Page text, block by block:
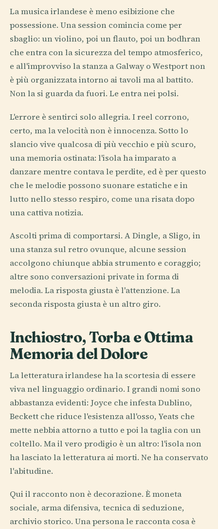
La musica irlandese è meno esibizione che
possessione. Una session comincia come per
sbaglio: un violino, poi un flauto, poi un bodhran
che entra con la sicurezza del tempo atmosferico,
e all'improvviso la stanza a Galway o Westport non
è più organizzata intorno ai tavoli ma al battito.
Non la si guarda da fuori. Le entra nei polsi.
L'errore è sentirci solo allegria. I reel corrono,
certo, ma la velocità non è innocenza. Sotto lo
slancio vive qualcosa di più vecchio e più scuro,
una memoria ostinata: l'isola ha imparato a
danzare mentre contava le perdite, ed è per questo
che le melodie possono suonare estatiche e in
lutto nello stesso respiro, come una risata dopo
una cattiva notizia.
Ascolti prima di comportarsi. A Dingle, a Sligo, in
una stanza sul retro ovunque, alcune session
accolgono chiunque abbia strumento e coraggio;
altre sono conversazioni private in forma di
melodia. La risposta giusta è l'attenzione. La
seconda risposta giusta è un altro giro.
Inchiostro, Torba e Ottima
Memoria del Dolore
La letteratura irlandese ha la scortesia di essere
viva nel linguaggio ordinario. I grandi nomi sono
abbastanza evidenti: Joyce che infesta Dublino,
Beckett che riduce l'esistenza all'osso, Yeats che
mette nebbia attorno a tutto e poi la taglia con un
coltello. Ma il vero prodigio è un altro: l'isola non
ha lasciato la letteratura ai morti. Ne ha conservato
l'abitudine.
Qui il racconto non è decorazione. È moneta
sociale, arma difensiva, tecnica di seduzione,
archivio storico. Una persona le racconta cosa è